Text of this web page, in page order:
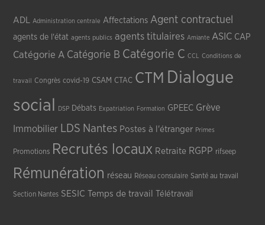
ADL Administration centrale Affectations Agent contractuel
agents de l'état agents publics agents titulaires Amiante ASIC CAP
Catégorie A Catégorie B Catégorie C CCL Conditions de
travail Congrès covid-19 CSAM CTAC CTM Dialogue
social
DSP Débats Expatriation Formation GPEEC Grève
Immobilier LDS Nantes Postes à l'étranger Primes
Promotions Recrutés locaux Retraite RGPP rifseep
Rémunération réseau Réseau consulaire Santé au travail
Section Nantes SESIC Temps de travail Télétravail